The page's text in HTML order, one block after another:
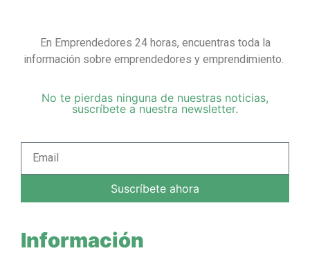
En Emprendedores 24 horas, encuentras toda la
información sobre emprendedores y emprendimiento.
No te pierdas ninguna de nuestras noticias,
suscríbete a nuestra newsletter.
Suscríbete ahora
Información